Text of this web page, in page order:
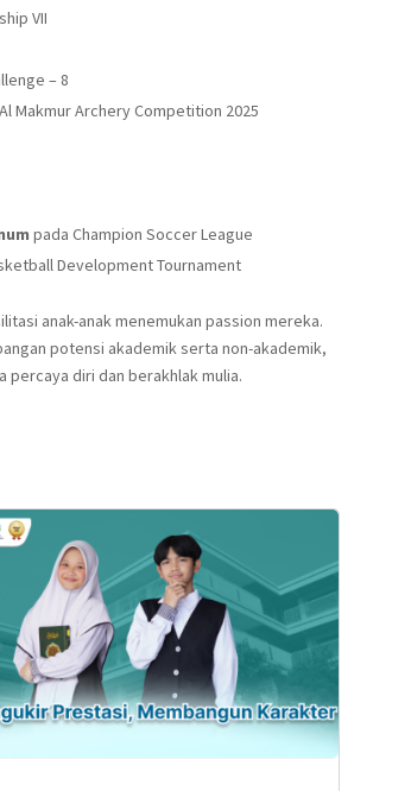
VII
– 8
Makmur Archery Competition 2025
pada Champion Soccer League
Development Tournament
anak-anak menemukan passion mereka.
potensi akademik serta non-akademik,
percaya diri dan berakhlak mulia.